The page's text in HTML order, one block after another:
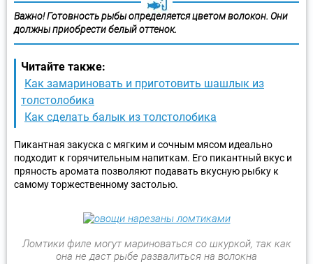
Важно!Готовность рыбы определяется цветом волокон. Они
должны приобрести белый оттенок.
Читайте также:
Как замариновать и приготовить шашлык из
толстолобика
Как сделать балык из толстолобика
Пикантная закуска с мягким и сочным мясом идеально
подходит к горячительным напиткам. Его пикантный вкус и
пряность аромата позволяют подавать вкусную рыбку к
самому торжественному застолью.
Ломтики филе могут мариноваться со шкуркой, так как
она не даст рыбе развалиться на волокна